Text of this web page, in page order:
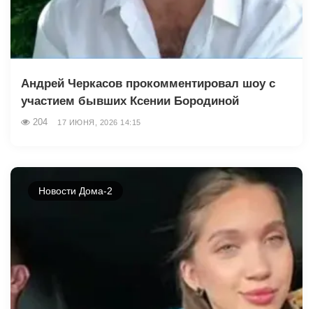
Андрей Черкасов прокомментировал шоу с
участием бывших Ксении Бородиной
204 17 ИЮНЯ, 2026 14:15
Новости Дома-2